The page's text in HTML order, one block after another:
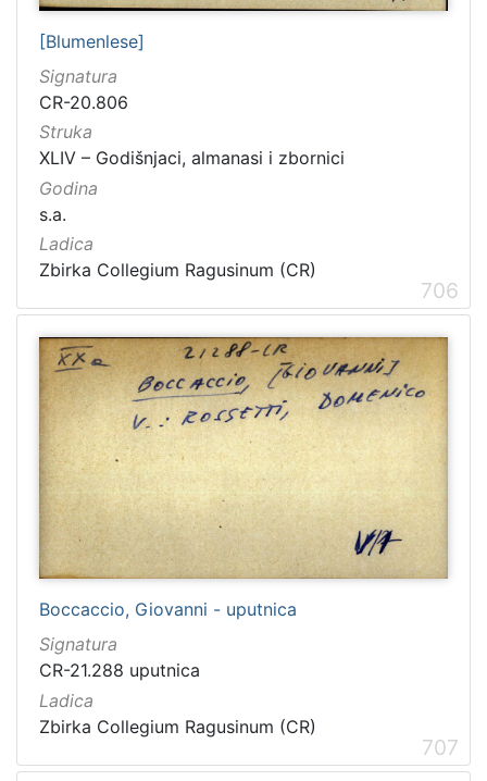
[Blumenlese]
Signatura
CR-20.806
Struka
XLIV – Godišnjaci, almanasi i zbornici
Godina
s.a.
Ladica
Zbirka Collegium Ragusinum (CR)
706
Boccaccio, Giovanni - uputnica
Signatura
CR-21.288 uputnica
Ladica
Zbirka Collegium Ragusinum (CR)
707